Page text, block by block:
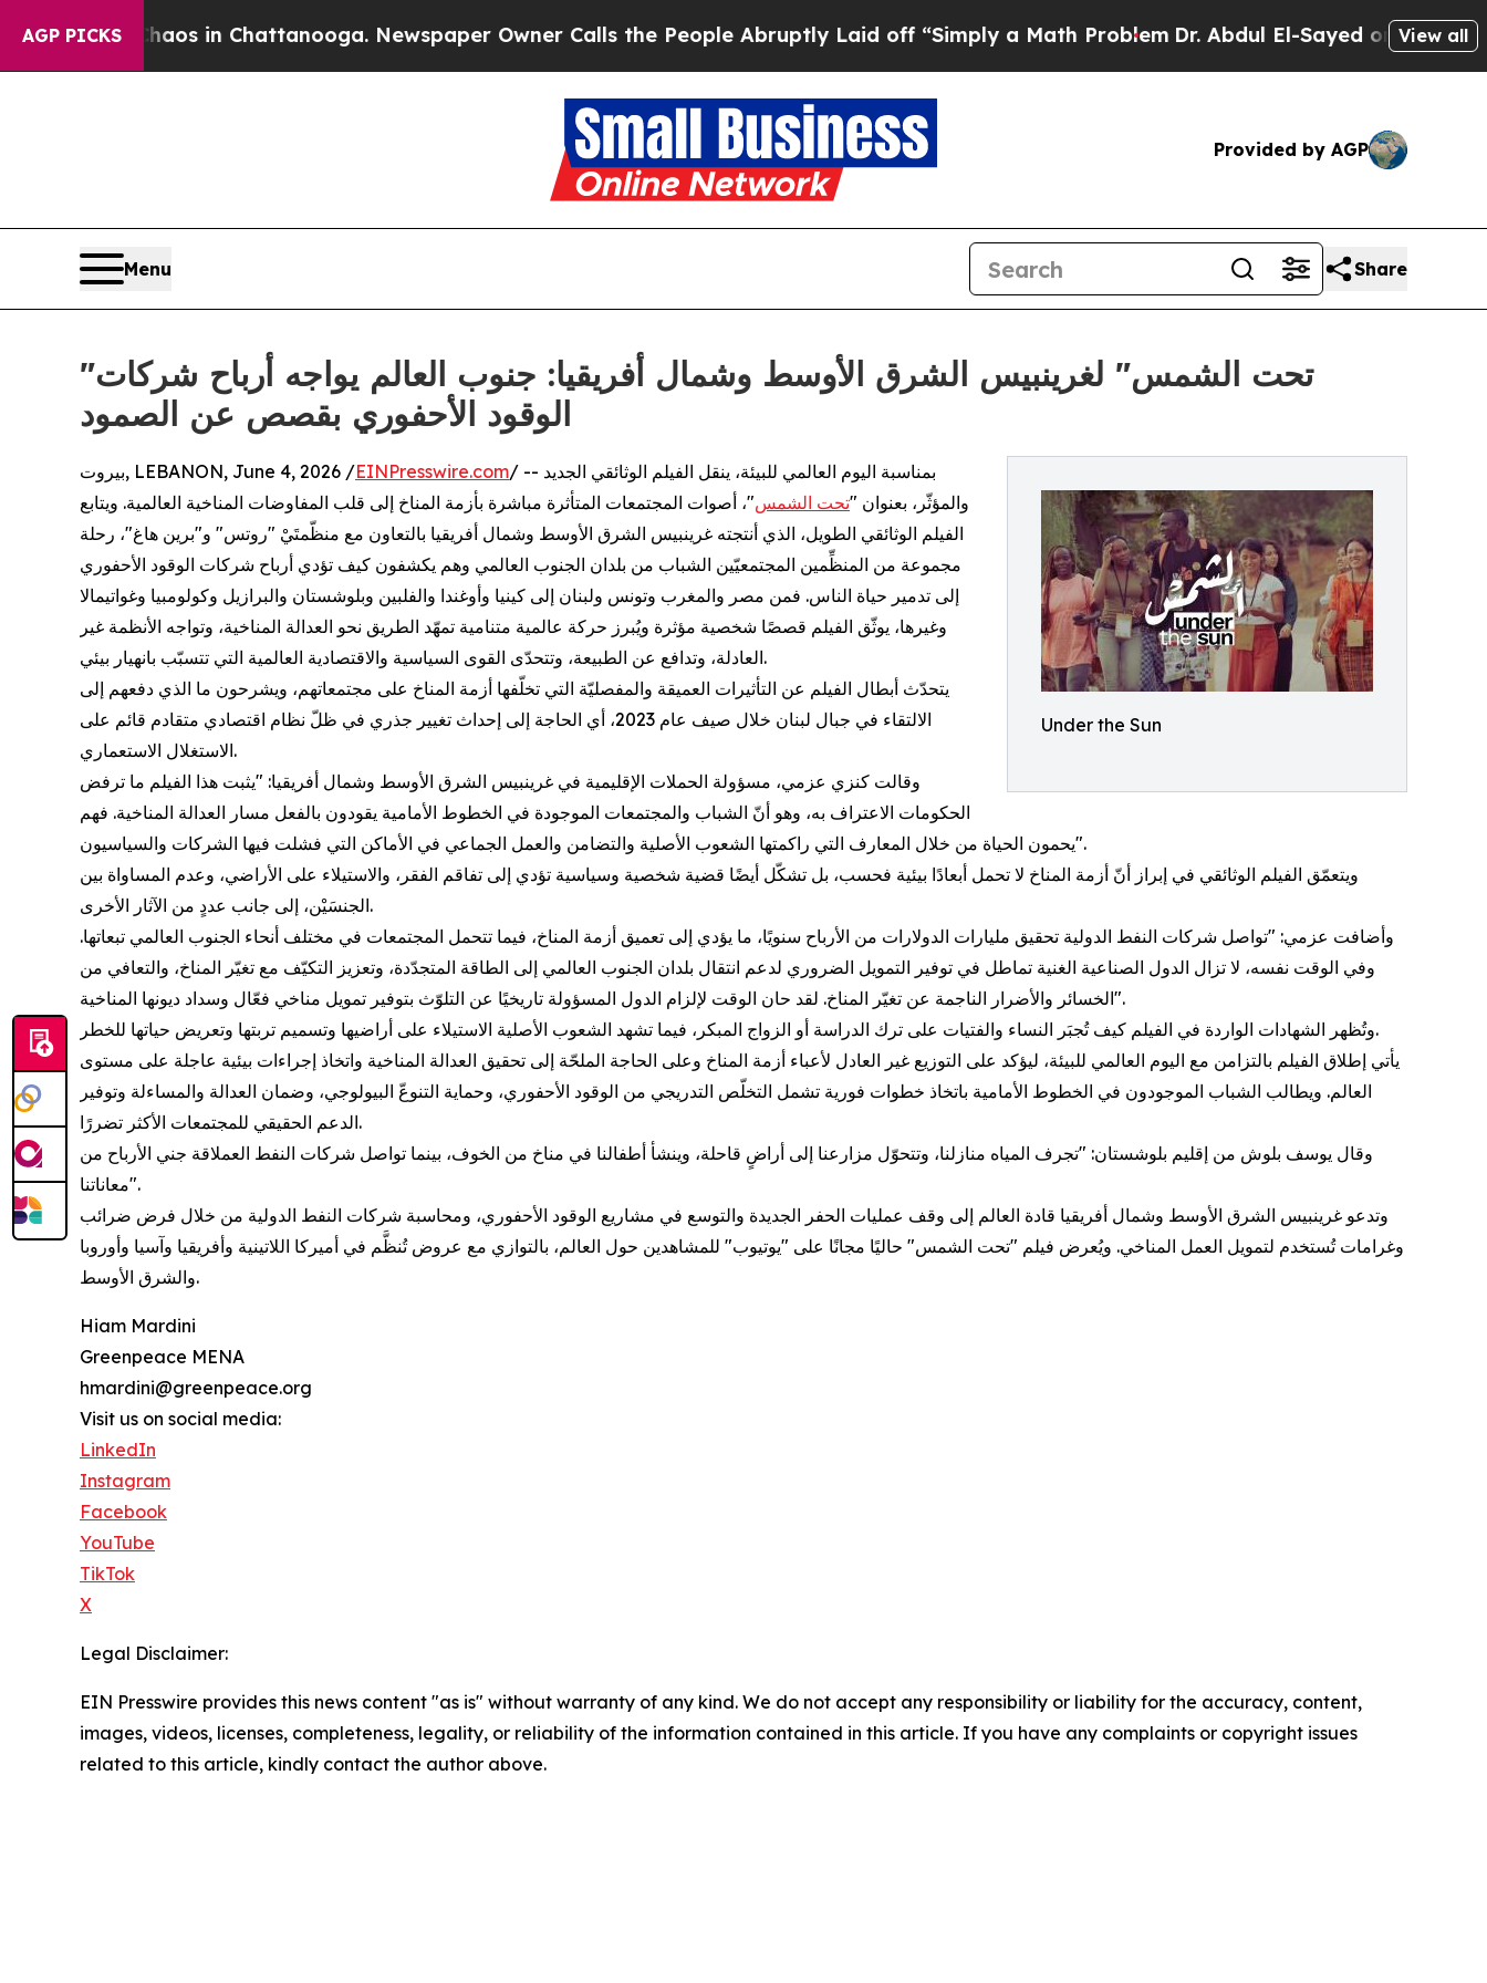
AGP PICKS
Chaos in Chattanooga. Newspaper Owner Calls the People Abruptly Laid off “Simply a Math ProblemDr. Abdul El-Sayed on HistoricView all
Provided by AGP
Menu Share
"تحت الشمس" لغرينبيس الشرق الأوسط وشمال أفريقيا: جنوب العالم يواجه أرباح شركات
الوقود الأحفوري بقصص عن الصمود
Under the Sun
بيروت, LEBANON, June 4, 2026 /EINPresswire.com/ -- بمناسبة اليوم العالمي للبيئة، ينقل الفيلم الوثائقي الجديد
والمؤثّر، بعنوان "تحت الشمس"، أصوات المجتمعات المتأثرة مباشرة بأزمة المناخ إلى قلب المفاوضات المناخية العالمية. ويتابع
الفيلم الوثائقي الطويل، الذي أنتجته غرينبيس الشرق الأوسط وشمال أفريقيا بالتعاون مع منظّمتَيْ "روتس" و"برين هاغ"، رحلة
مجموعة من المنظِّمين المجتمعيّين الشباب من بلدان الجنوب العالمي وهم يكشفون كيف تؤدي أرباح شركات الوقود الأحفوري
إلى تدمير حياة الناس. فمن مصر والمغرب وتونس ولبنان إلى كينيا وأوغندا والفلبين وبلوشستان والبرازيل وكولومبيا وغواتيمالا
وغيرها، يوثّق الفيلم قصصًا شخصية مؤثرة ويُبرز حركة عالمية متنامية تمهّد الطريق نحو العدالة المناخية، وتواجه الأنظمة غير
العادلة، وتدافع عن الطبيعة، وتتحدّى القوى السياسية والاقتصادية العالمية التي تتسبّب بانهيار بيئي.
يتحدّث أبطال الفيلم عن التأثيرات العميقة والمفصليّة التي تخلّفها أزمة المناخ على مجتمعاتهم، ويشرحون ما الذي دفعهم إلى
الالتقاء في جبال لبنان خلال صيف عام 2023، أي الحاجة إلى إحداث تغيير جذري في ظلّ نظام اقتصادي متقادم قائم على
الاستغلال الاستعماري.
وقالت كنزي عزمي، مسؤولة الحملات الإقليمية في غرينبيس الشرق الأوسط وشمال أفريقيا: "يثبت هذا الفيلم ما ترفض
الحكومات الاعتراف به، وهو أنّ الشباب والمجتمعات الموجودة في الخطوط الأمامية يقودون بالفعل مسار العدالة المناخية. فهم
يحمون الحياة من خلال المعارف التي راكمتها الشعوب الأصلية والتضامن والعمل الجماعي في الأماكن التي فشلت فيها الشركات والسياسيون".
ويتعمّق الفيلم الوثائقي في إبراز أنّ أزمة المناخ لا تحمل أبعادًا بيئية فحسب، بل تشكّل أيضًا قضية شخصية وسياسية تؤدي إلى تفاقم الفقر، والاستيلاء على الأراضي، وعدم المساواة بين
الجنسَيْن، إلى جانب عددٍ من الآثار الأخرى.
وأضافت عزمي: "تواصل شركات النفط الدولية تحقيق مليارات الدولارات من الأرباح سنويًا، ما يؤدي إلى تعميق أزمة المناخ، فيما تتحمل المجتمعات في مختلف أنحاء الجنوب العالمي تبعاتها.
وفي الوقت نفسه، لا تزال الدول الصناعية الغنية تماطل في توفير التمويل الضروري لدعم انتقال بلدان الجنوب العالمي إلى الطاقة المتجدّدة، وتعزيز التكيّف مع تغيّر المناخ، والتعافي من
الخسائر والأضرار الناجمة عن تغيّر المناخ. لقد حان الوقت لإلزام الدول المسؤولة تاريخيًا عن التلوّث بتوفير تمويل مناخي فعّال وسداد ديونها المناخية".
وتُظهر الشهادات الواردة في الفيلم كيف تُجبَر النساء والفتيات على ترك الدراسة أو الزواج المبكر، فيما تشهد الشعوب الأصلية الاستيلاء على أراضيها وتسميم تربتها وتعريض حياتها للخطر.
يأتي إطلاق الفيلم بالتزامن مع اليوم العالمي للبيئة، ليؤكد على التوزيع غير العادل لأعباء أزمة المناخ وعلى الحاجة الملحّة إلى تحقيق العدالة المناخية واتخاذ إجراءات بيئية عاجلة على مستوى
العالم. ويطالب الشباب الموجودون في الخطوط الأمامية باتخاذ خطوات فورية تشمل التخلّص التدريجي من الوقود الأحفوري، وحماية التنوعّ البيولوجي، وضمان العدالة والمساءلة وتوفير
الدعم الحقيقي للمجتمعات الأكثر تضررًا.
وقال يوسف بلوش من إقليم بلوشستان: "تجرف المياه منازلنا، وتتحوّل مزارعنا إلى أراضٍ قاحلة، وينشأ أطفالنا في مناخ من الخوف، بينما تواصل شركات النفط العملاقة جني الأرباح من
معاناتنا".
وتدعو غرينبيس الشرق الأوسط وشمال أفريقيا قادة العالم إلى وقف عمليات الحفر الجديدة والتوسع في مشاريع الوقود الأحفوري، ومحاسبة شركات النفط الدولية من خلال فرض ضرائب
وغرامات تُستخدم لتمويل العمل المناخي. ويُعرض فيلم "تحت الشمس" حاليًا مجانًا على "يوتيوب" للمشاهدين حول العالم، بالتوازي مع عروض تُنظَّم في أميركا اللاتينية وأفريقيا وآسيا وأوروبا
والشرق الأوسط.
Hiam Mardini
Greenpeace MENA
hmardini@greenpeace.org
Visit us on social media:
LinkedIn
Instagram
Facebook
YouTube
TikTok
X
Legal Disclaimer:
EIN Presswire provides this news content "as is" without warranty of any kind. We do not accept any responsibility or liability for the accuracy, content,
images, videos, licenses, completeness, legality, or reliability of the information contained in this article. If you have any complaints or copyright issues
related to this article, kindly contact the author above.